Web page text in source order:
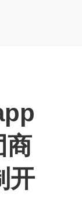
商
开